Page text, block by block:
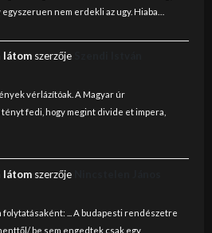
nem erdekli az ugy. Hiaba…
látomszerzője
vérlázítóak. A Magyar úr
tényt fedi, hogy megint divide et impera,
látomszerzője
folytatásaként: ... A budapesti rendészetre
be sem engedtek csak egy